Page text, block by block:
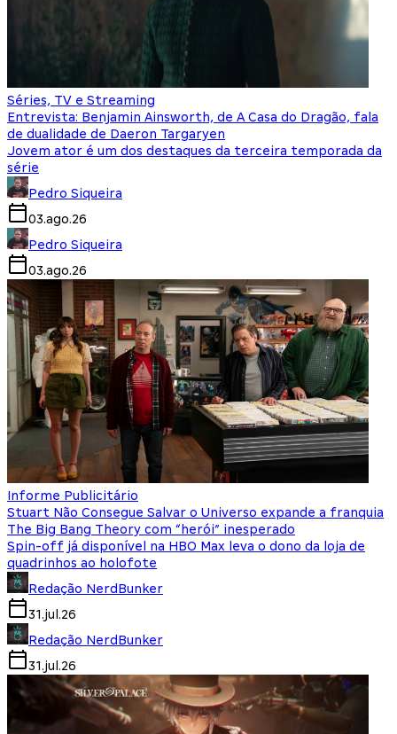
Séries, TV e Streaming
Entrevista: Benjamin Ainsworth, de A Casa do Dragão, fala
de dualidade de Daeron Targaryen
Jovem ator é um dos destaques da terceira temporada da
série
Pedro Siqueira
03.ago.26
Pedro Siqueira
03.ago.26
Informe Publicitário
Stuart Não Consegue Salvar o Universo expande a franquia
The Big Bang Theory com “herói” inesperado
Spin-off já disponível na HBO Max leva o dono da loja de
quadrinhos ao holofote
Redação NerdBunker
31.jul.26
Redação NerdBunker
31.jul.26